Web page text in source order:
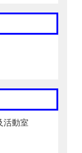
活動室